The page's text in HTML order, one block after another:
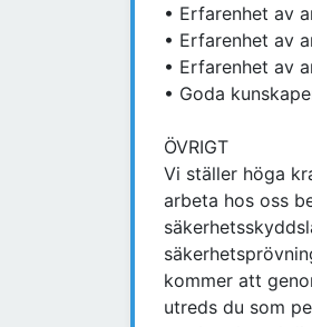
• Erfarenhet av
• Erfarenhet av
• Erfarenhet av
• Goda
ÖVRIGT
Vi ställer höga
arbeta hos oss
kommer att
utreds du som